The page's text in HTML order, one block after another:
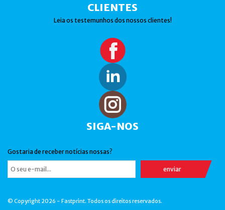
CLIENTES
Leia os testemunhos dos nossos clientes!
SIGA-NOS
Gostaria de receber notícias nossas?
© Copyright 2026 - Fastprint. Todos os direitos reservados.